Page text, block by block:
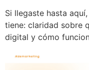
Si llegaste hasta
tiene: claridad sobre
digital y cómo